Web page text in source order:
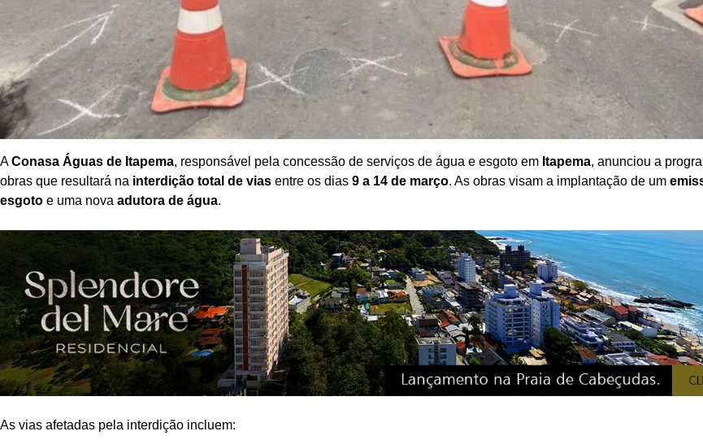
AConasa Águas de Itapema, responsável pela concessão de serviços de água e esgoto em Itapema, anunciou a
obras que resultará na interdição total de vias entre os dias 9 a 14 de março. As obras visam a implantação de um
esgoto e uma nova adutora de água.
As vias afetadas pela interdição incluem: